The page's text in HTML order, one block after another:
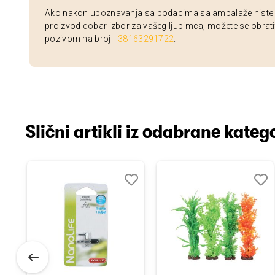
Ako nakon upoznavanja sa podacima sa ambalaže niste
proizvod dobar izbor za vašeg ljubimca, možete se
pozivom na broj +38163291722
Slični artikli iz odabrane
u
listu
želja